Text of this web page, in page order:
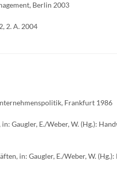
Berlin 2003
2. A. 2004
Frankfurt 1986
Gaugler, E./Weber, W. (Hg.):
in: Gaugler, E./Weber, W.